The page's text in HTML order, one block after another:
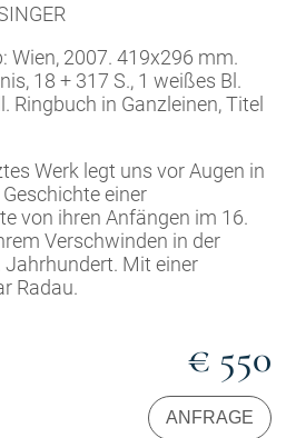
Wien, 2007. 419x296 mm.
18 + 317 S., 1 weißes Bl.
Ringbuch in Ganzleinen, Titel
Werk legt uns vor Augen in
einer
von ihren Anfängen im 16.
Verschwinden in der
Mit einer
Radau.
€ 550
ANFRAGE